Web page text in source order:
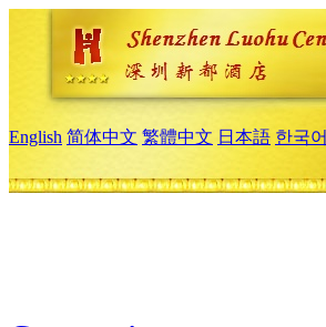
English 简体中文 繁體中文 日本語 한국어